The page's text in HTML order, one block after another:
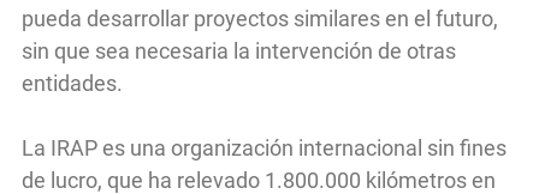
pueda desarrollar proyectos similares en el futuro,
sin que sea necesaria la intervención de otras
entidades.
La IRAP es una organización internacional sin fines
de lucro, que ha relevado 1.800.000 kilómetros en